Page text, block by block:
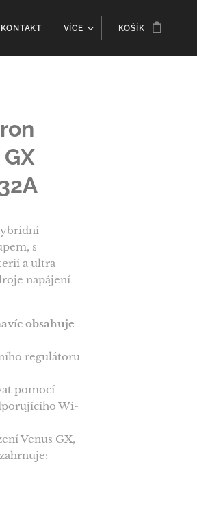
KONTAKT VÍCE KOŠÍK
s
a ultra
napájení
obsahuje
regulátoru
pomocí
Wi-
Venus GX,